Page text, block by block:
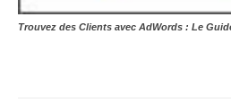
Trouvez des Clients avec AdWords : Le